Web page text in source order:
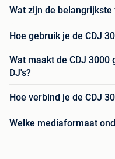
Wat zijn de
Hoe gebruik je de CDJ
Wat maakt de CDJ
DJ's?
Hoe verbind je de CDJ
Welke mediaformaat